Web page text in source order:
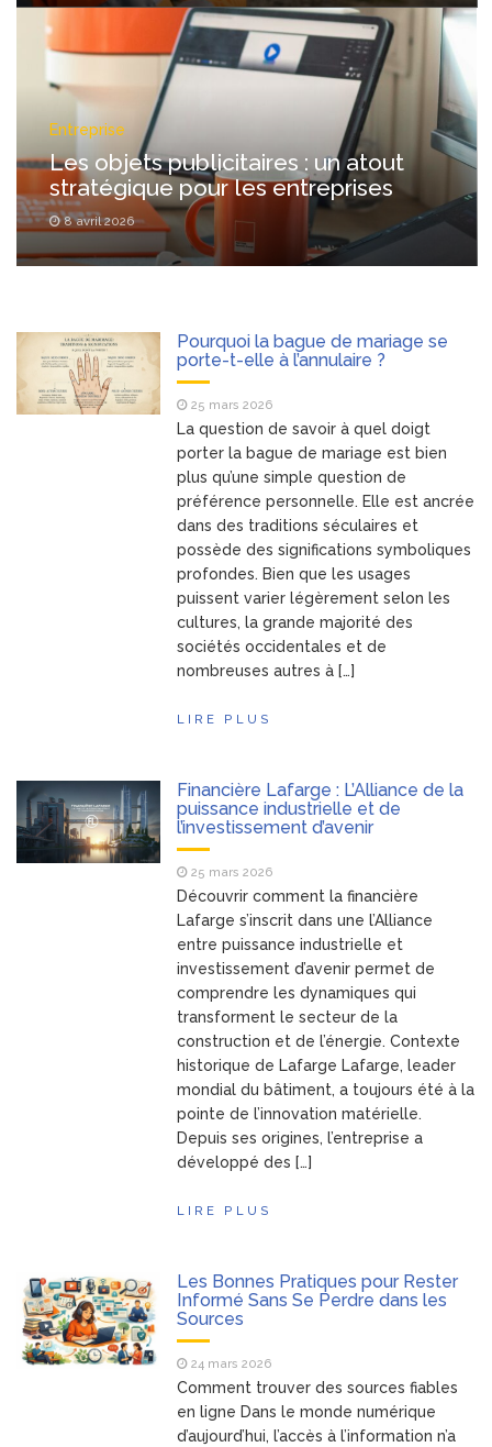
Entreprise
Les objets publicitaires : un atout
stratégique pour les entreprises
8 avril 2026
Pourquoi la bague de mariage se
porte-t-elle à l’annulaire ?
25 mars 2026
La question de savoir à quel doigt
porter la bague de mariage est bien
plus qu’une simple question de
préférence personnelle. Elle est ancrée
dans des traditions séculaires et
possède des significations symboliques
profondes. Bien que les usages
puissent varier légèrement selon les
cultures, la grande majorité des
sociétés occidentales et de
nombreuses autres à […]
LIRE PLUS
Financière Lafarge : L’Alliance de la
puissance industrielle et de
l’investissement d’avenir
25 mars 2026
Découvrir comment la financière
Lafarge s’inscrit dans une l’Alliance
entre puissance industrielle et
investissement d’avenir permet de
comprendre les dynamiques qui
transforment le secteur de la
construction et de l’énergie. Contexte
historique de Lafarge Lafarge, leader
mondial du bâtiment, a toujours été à la
pointe de l’innovation matérielle.
Depuis ses origines, l’entreprise a
développé des […]
LIRE PLUS
Les Bonnes Pratiques pour Rester
Informé Sans Se Perdre dans les
Sources
24 mars 2026
Comment trouver des sources fiables
en ligne Dans le monde numérique
d’aujourd’hui, l’accès à l’information n’a